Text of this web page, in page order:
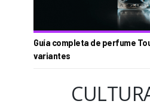
Guía completa de perfume
variantes